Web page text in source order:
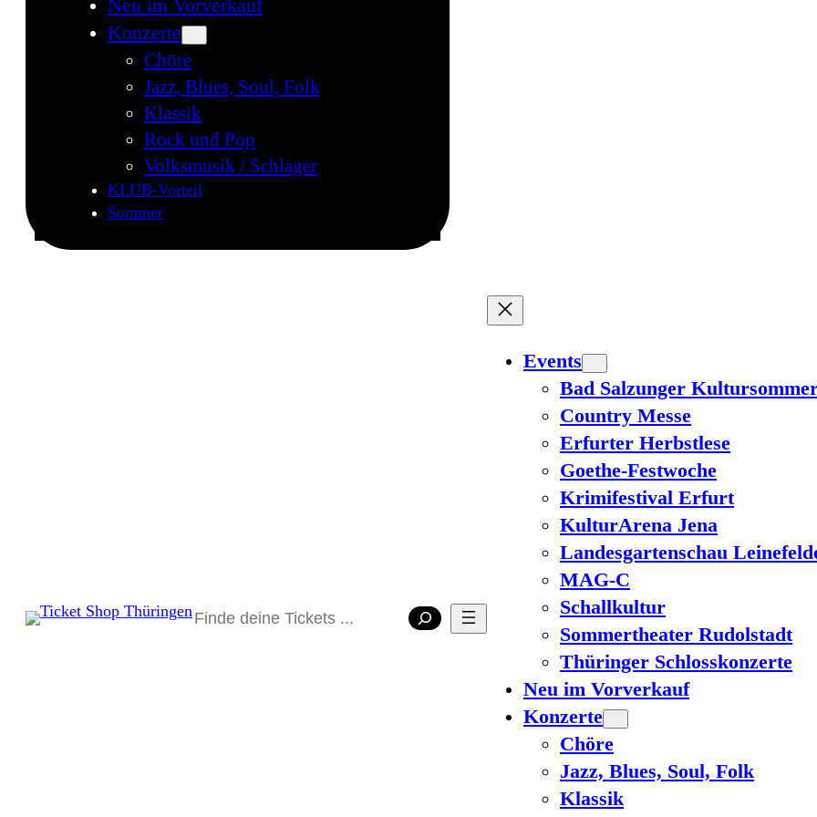
Neu im Vorverkauf
Konzerte
Chöre
Jazz, Blues, Soul, Folk
Klassik
Rock und Pop
Volksmusik / Schlager
KLUB-Vorteil
Sommer
Suchen
Events
Bad Salzunger
Country Messe
Erfurter Herbstlese
Goethe-Festwoche
Krimifestival Erfurt
KulturArena Jena
Landesgartenschau
MAG-C
Schallkultur
Sommertheater Rudolstadt
Thüringer Schlosskonzerte
Neu im Vorverkauf
Konzerte
Chöre
Jazz, Blues, Soul, Folk
Klassik